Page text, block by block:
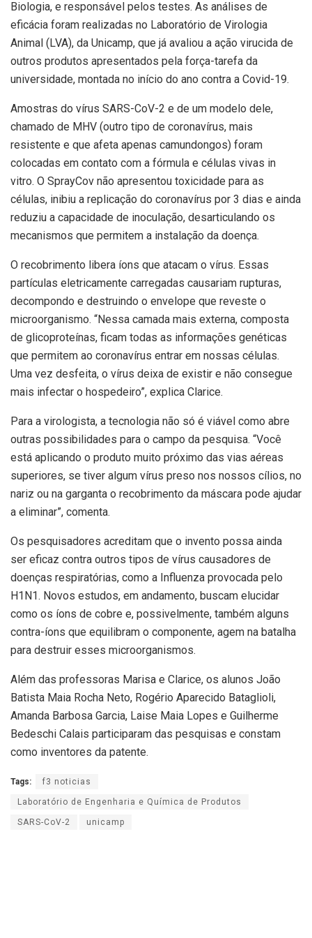
Biologia, e responsável pelos testes. As análises de
eficácia foram realizadas no Laboratório de Virologia
Animal (LVA), da Unicamp, que já avaliou a ação virucida de
outros produtos apresentados pela força-tarefa da
universidade, montada no início do ano contra a Covid-19.
Amostras do vírus SARS-CoV-2 e de um modelo dele,
chamado de MHV (outro tipo de coronavírus, mais
resistente e que afeta apenas camundongos) foram
colocadas em contato com a fórmula e células vivas in
vitro. O SprayCov não apresentou toxicidade para as
células, inibiu a replicação do coronavírus por 3 dias e ainda
reduziu a capacidade de inoculação, desarticulando os
mecanismos que permitem a instalação da doença.
O recobrimento libera íons que atacam o vírus. Essas
partículas eletricamente carregadas causariam rupturas,
decompondo e destruindo o envelope que reveste o
microorganismo. “Nessa camada mais externa, composta
de glicoproteínas, ficam todas as informações genéticas
que permitem ao coronavírus entrar em nossas células.
Uma vez desfeita, o vírus deixa de existir e não consegue
mais infectar o hospedeiro”, explica Clarice.
Para a virologista, a tecnologia não só é viável como abre
outras possibilidades para o campo da pesquisa. “Você
está aplicando o produto muito próximo das vias aéreas
superiores, se tiver algum vírus preso nos nossos cílios, no
nariz ou na garganta o recobrimento da máscara pode ajudar
a eliminar”, comenta.
Os pesquisadores acreditam que o invento possa ainda
ser eficaz contra outros tipos de vírus causadores de
doenças respiratórias, como a Influenza provocada pelo
H1N1. Novos estudos, em andamento, buscam elucidar
como os íons de cobre e, possivelmente, também alguns
contra-íons que equilibram o componente, agem na batalha
para destruir esses microorganismos.
Além das professoras Marisa e Clarice, os alunos João
Batista Maia Rocha Neto, Rogério Aparecido Bataglioli,
Amanda Barbosa Garcia, Laise Maia Lopes e Guilherme
Bedeschi Calais participaram das pesquisas e constam
como inventores da patente.
Tags: f3 noticias
Laboratório de Engenharia e Química de Produtos
SARS-CoV-2 unicamp